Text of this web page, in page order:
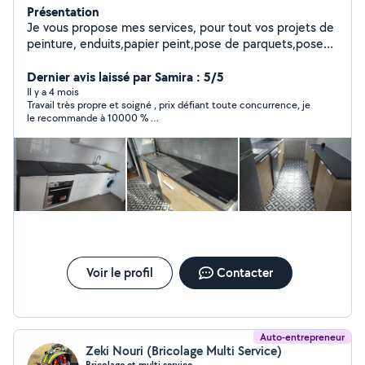
Présentation
Je vous propose mes services, pour tout vos projets de
peinture, enduits,papier peint,pose de parquets,pose
écoute, afin de vous satisfaire. Soucieux de vos
attentes je vous garantis un chantier propre grâce a la
mise en place de protections, j'intervient avec du
matériels professionnel, mes ponceuses et scies sont
brancher sur des aspirateurs. conscient que je suis
souvent le dernier a intervenir sur votre projet, j'apporte
un soin particulier de la mise en œuvre jusqu'aux
finitions. Je reste a votre entière disposition pour tout
renseignement Vous satisfaire est mon exigence .. .
Dernier avis laissé par Samira : 5/5
Il y a 4 mois
Travail très propre et soigné , prix défiant toute concurrence, je
le recommande à 10000 % …
Voir le profil Contacter
Auto-entrepreneur
Zeki Nouri (Bricolage Multi Service)